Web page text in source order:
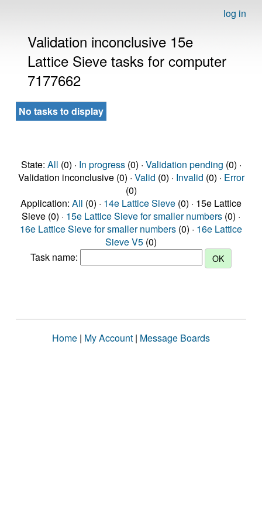
log in
Validation inconclusive 15e
Lattice Sieve tasks for computer
7177662
No tasks to display
State: All (0) · In progress(0) · Validation pending (0) ·
Validation inconclusive (0) · Valid (0) · Invalid (0) · Error
(0)
Application: All (0) · 14e Lattice Sieve (0) · 15e Lattice
Sieve (0) · 15e Lattice Sieve for smaller numbers (0) ·
16e Lattice Sieve for smaller numbers (0) · 16e Lattice
Sieve V5 (0)
Task name:
Home | My Account | Message Boards